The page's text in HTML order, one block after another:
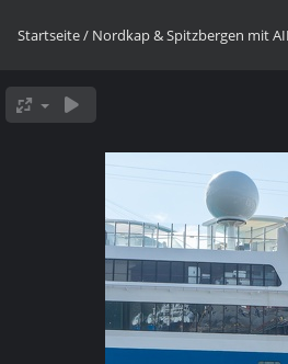
Startseite/ Nordkap & Spitzbergen mit